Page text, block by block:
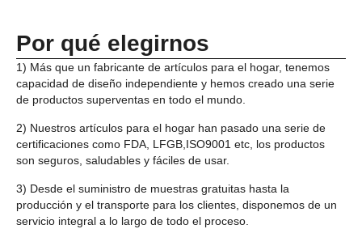
Por qué elegirnos
1) Más que un fabricante de artículos para el hogar, tenemos
capacidad de diseño independiente y hemos creado una serie
de productos superventas en todo el mundo.
2) Nuestros artículos para el hogar han pasado una serie de
certificaciones como FDA, LFGB,ISO9001 etc, los productos
son seguros, saludables y fáciles de usar.
3) Desde el suministro de muestras gratuitas hasta la
producción y el transporte para los clientes, disponemos de un
servicio integral a lo largo de todo el proceso.